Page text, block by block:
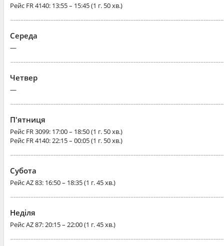
Рейс FR 4140: 13:55 – 15:45 (1 г. 50 хв.)
Середа
—
Четвер
—
П'ятниця
Рейс FR 3099: 17:00 – 18:50 (1 г. 50 хв.)
Рейс FR 4140: 22:15 – 00:05 (1 г. 50 хв.)
Субота
РейсAZ 83: 16:50 – 18:35 (1 г. 45 хв.)
Неділя
РейсAZ 87: 20:15 – 22:00 (1 г. 45 хв.)